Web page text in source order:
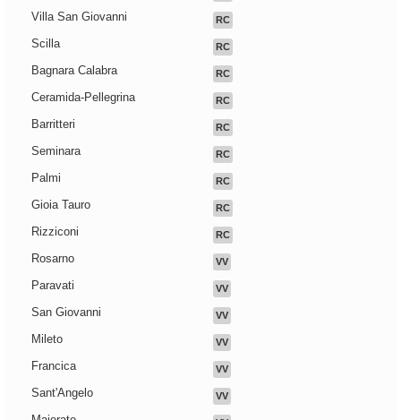
Villa San Giovanni RC
Scilla RC
Bagnara Calabra RC
Ceramida-Pellegrina RC
Barritteri RC
Seminara RC
Palmi RC
Gioia Tauro RC
Rizziconi RC
Rosarno VV
Paravati VV
San Giovanni VV
Mileto VV
Francica VV
Sant'Angelo VV